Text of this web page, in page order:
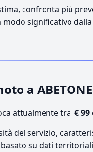
confronta più
significativo
a ABETONE
attualmente tra € 99
del servizio,
su dati